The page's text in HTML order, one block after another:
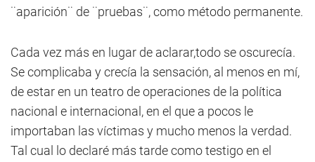
¨aparición¨ de ¨pruebas¨, como método permanente.
Cada vez más en lugar de aclarar,todo se oscurecía.
Se complicaba y crecía la sensación, al menos en mí,
de estar en un teatro de operaciones de la política
nacional e internacional, en el que a pocos le
importaban las víctimas y mucho menos la verdad.
Tal cual lo declaré más tarde como testigo en el